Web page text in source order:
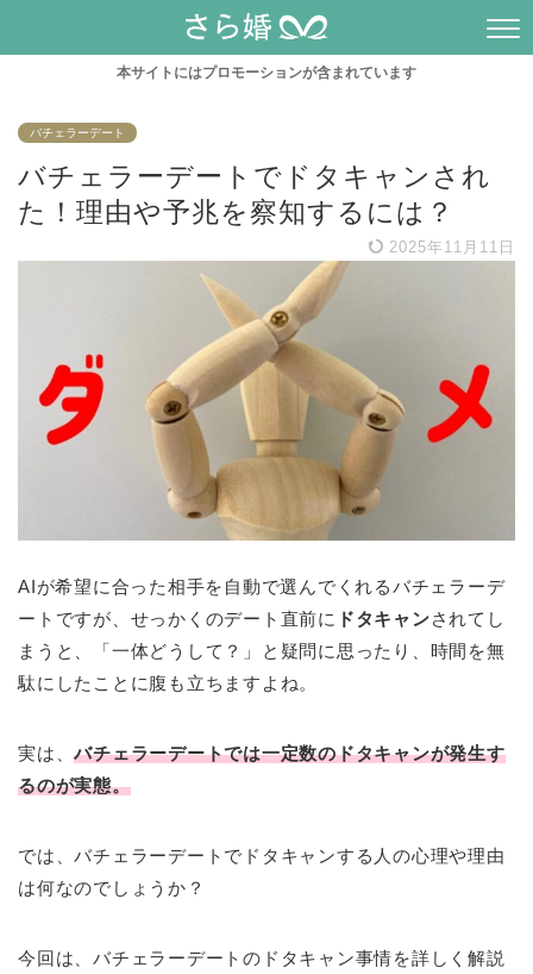
本サイトにはプロモーションが含まれています
バチェラーデート
バチェラーデートでドタキャンされ
た！理由や予兆を察知するには？
2025年11月11日
AIが希望に合った相手を自動で選んでくれるバチェラーデ
ートですが、せっかくのデート直前に ドタキャンされてし
まうと、「一体どうして？」と疑問に思ったり、時間を無
駄にしたことに腹も立ちますよね。
実は、バチェラーデートでは一定数のドタキャンが発生す
るのが実態。
では、バチェラーデートでドタキャンする人の心理や理由
は何なのでしょうか？
今回は、バチェラーデートのドタキャン事情を詳しく解説